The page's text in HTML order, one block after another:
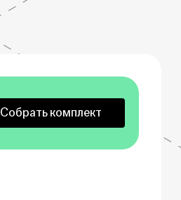
Собрать комплект